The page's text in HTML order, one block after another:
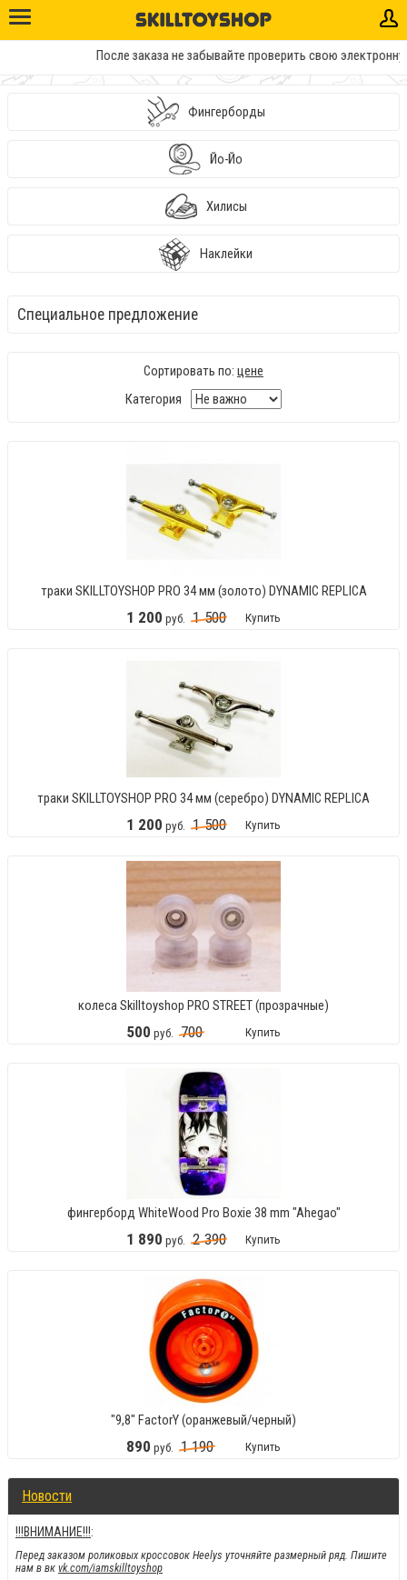
После заказа не забывайте проверить свою
Фингерборды
Йо-Йо
Хилисы
Наклейки
Новости
!!!ВНИМАНИЕ!!!:
Перед заказом роликовых кроссовок Heelys уточняйте размерный ряд. Пишите
нам в вк vk.com/iamskilltoyshop
Специальное предложение
Сортировать по: цене
Категория
траки SKILLTOYSHOP PRO 34 мм (золото) DYNAMIC REPLICA
1 200 руб. 1 500 Купить
траки SKILLTOYSHOP PRO 34 мм (серебро) DYNAMIC REPLICA
1 200 руб. 1 500 Купить
колеса Skilltoyshop PRO STREET (прозрачные)
500 руб. 700 Купить
фингерборд WhiteWood Pro Boxie 38 mm "Ahegao"
1 890 руб. 2 390 Купить
"9,8" FactorY (оранжевый/черный)
890 руб. 1 190 Купить